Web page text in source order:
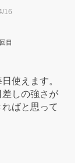
16
目
使えます。
しの強さが
ばと思って